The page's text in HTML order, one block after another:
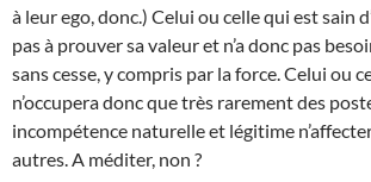
à leur ego, donc.) Celui ou celle qui est sain
pas à prouver sa valeur et n’a donc pas
sans cesse, y compris par la force. Celui ou
n’occupera donc que très rarement des
incompétence naturelle et légitime
autres. A méditer, non ?